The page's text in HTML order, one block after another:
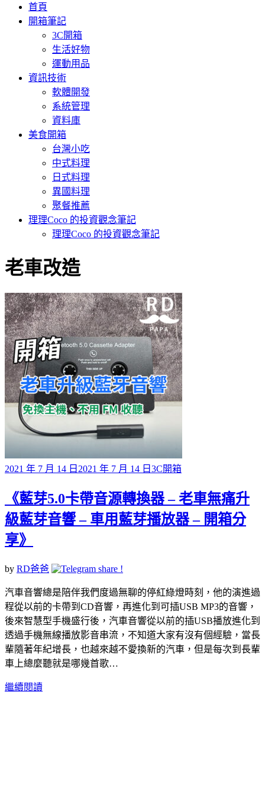
首頁
開箱筆記
3C開箱
生活好物
運動用品
資訊技術
軟體開發
系統管理
資料庫
美食開箱
台灣小吃
中式料理
日式料理
異國料理
聚餐推薦
理理Coco 的投資觀念筆記
理理Coco 的投資觀念筆記
標籤
:
老車改造
Posted
on
2021 年 7 月 14 日 2021 年 7 月 14 日 3C開箱
《藍芽5.0卡帶音源轉換器 – 老車無痛升
級藍芽音響 – 車用藍芽播放器 – 開箱分
享》
by RD爸爸
汽車音響總是陪伴我們度過無聊的停紅綠燈時刻，他的演進過
程從以前的卡帶到CD音響，再進化到可插USB MP3的音響，
後來智慧型手機盛行後，汽車音響從以前的插USB播放進化到
透過手機無線播放影音串流，不知道大家有沒有個經驗，當長
輩隨著年紀增長，也越來越不愛換新的汽車，但是每次到長輩
車上總麼聽就是哪幾首歌…
繼續閱讀